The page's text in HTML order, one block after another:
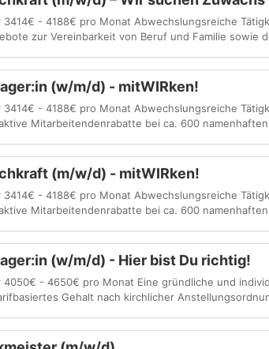
3414€ - 4188€ pro Monat Abwechslungsreiche
zur Vereinbarkeit von Beruf und Familie sowie
(w/m/d) - mitWIRken!
3414€ - 4188€ pro Monat Abwechslungsreiche
Mitarbeitendenrabatte bei ca. 600
(m/w/d) - mitWIRken!
3414€ - 4188€ pro Monat Abwechslungsreiche
Mitarbeitendenrabatte bei ca. 600
(w/m/d) - Hier bist Du richtig!
4050€ - 4650€ pro Monat Eine gründliche und
Gehalt nach kirchlicher